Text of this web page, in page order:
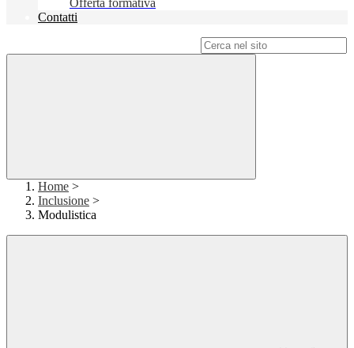
Offerta formativa
Contatti
Home >
Inclusione >
Modulistica